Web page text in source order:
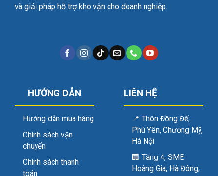
và giải pháp hỗ trợ kho vận cho doanh nghiệp.
HƯỚNG DẪN
Hướng dẫn mua hàng
Chính sách vận
chuyển
Chính sách thanh
toán
LIÊN HỆ
📍 Thôn Đồng Đế,
Phù Yên, Chương Mỹ,
Hà Nội
🏢 Tầng 4, SME
Hoàng Gia, Hà Đông,